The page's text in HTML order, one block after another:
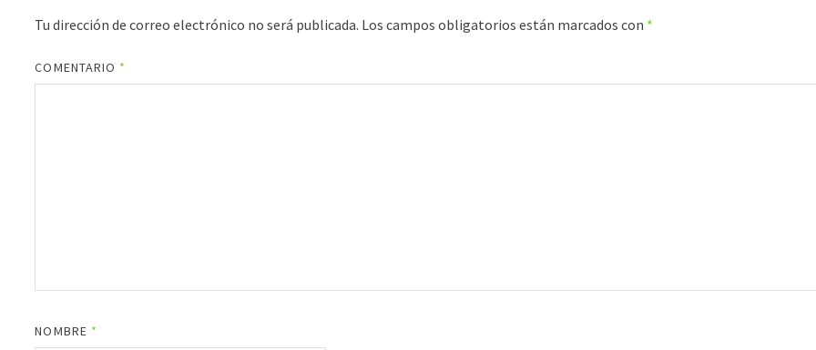
Tu dirección de correo electrónico no será publicada. Los campos obligatorios están marcados con *
COMENTARIO *
NOMBRE *